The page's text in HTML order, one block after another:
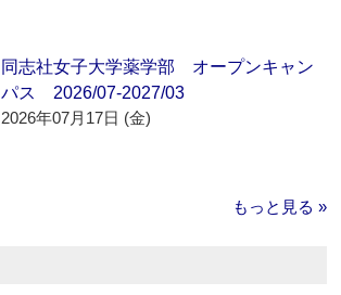
同志社女子大学薬学部 オープンキャン
パス 2026/07-2027/03
2026年07月17日 (金)
もっと見る »